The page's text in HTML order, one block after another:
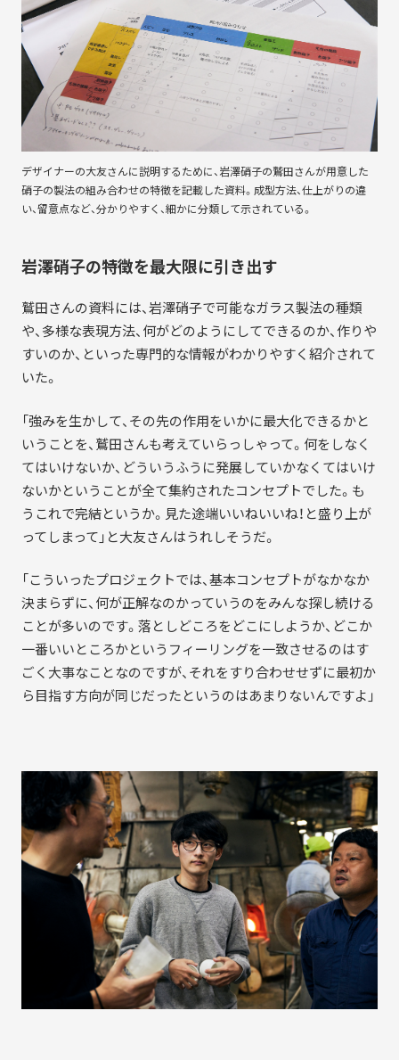
デザイナーの大友さんに説明するために、岩澤硝子の鷲田さんが用意した
硝子の製法の組み合わせの特徴を記載した資料。成型方法、仕上がりの違
い、留意点など、分かりやすく、細かに分類して示されている。
岩澤硝子の特徴を最大限に引き出す
鷲田さんの資料には、岩澤硝子で可能なガラス製法の種類
や、多様な表現方法、何がどのようにしてできるのか、作りや
すいのか、といった専門的な情報がわかりやすく紹介されて
いた。
「強みを生かして、その先の作用をいかに最大化できるかと
いうことを、鷲田さんも考えていらっしゃって。何をしなく
てはいけないか、どういうふうに発展していかなくてはいけ
ないかということが全て集約されたコンセプトでした。も
うこれで完結というか。見た途端いいねいいね！と盛り上が
ってしまって」と大友さんはうれしそうだ。
「こういったプロジェクトでは、基本コンセプトがなかなか
決まらずに、何が正解なのかっていうのをみんな探し続ける
ことが多いのです。落としどころをどこにしようか、どこか
一番いいところかというフィーリングを一致させるのはす
ごく大事なことなのですが、それをすり合わせせずに最初か
ら目指す方向が同じだったというのはあまりないんですよ」